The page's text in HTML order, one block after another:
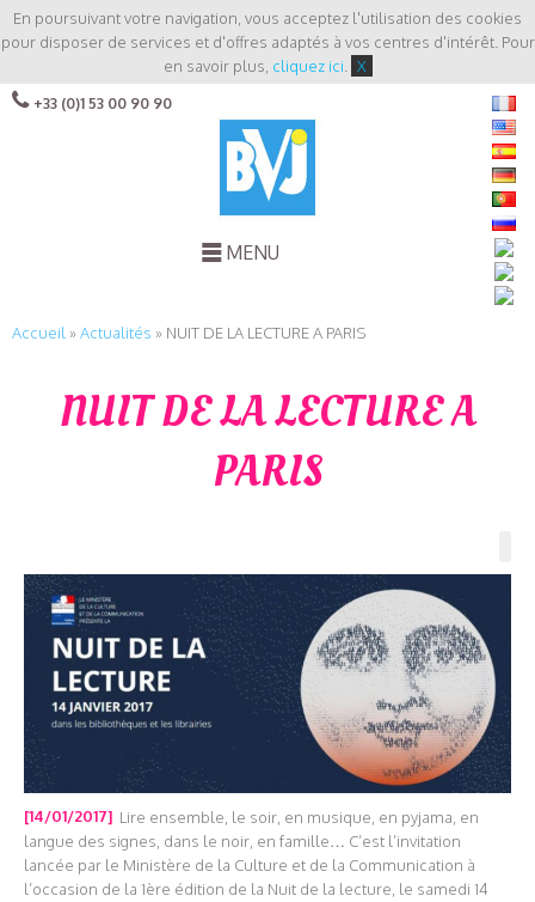
En poursuivant votre navigation, vous acceptez l'utilisation des cookies
pour disposer de services et d'offres adaptés à vos centres d'intérêt. Pour
en savoir plus, cliquez ici X
+33 (0)1 53 00 90 90
MENU
Accueil »Actualités » NUIT DE LA LECTURE A PARIS
NUIT DE LA LECTURE A
PARIS
[14/01/2017] Lire ensemble, le soir, en musique, en pyjama, en
langue des signes, dans le noir, en famille… C’est l’invitation
lancée par le Ministère de la Culture et de la Communication à
l’occasion de la 1ère édition de la Nuit de la lecture, le samedi 14